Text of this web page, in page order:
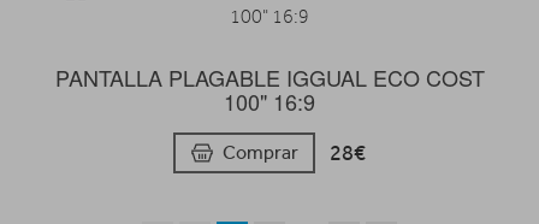
PANTALLA PLAGABLE IGGUAL ECO COST
100" 16:9
Comprar 28€